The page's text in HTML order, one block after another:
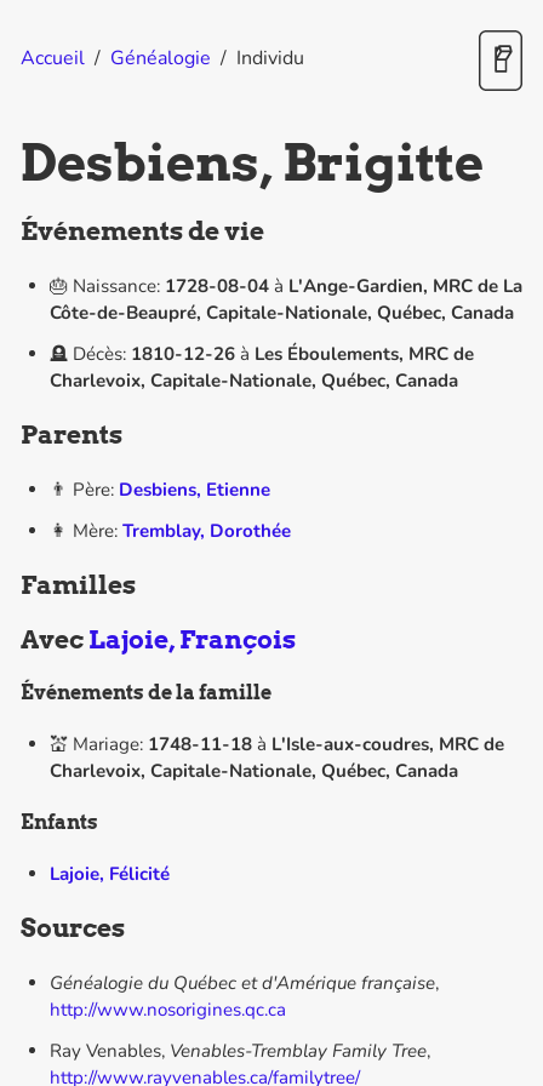
Accueil / Généalogie / Individu
Desbiens, Brigitte
Événements de vie
🎂 Naissance: 1728-08-04à L'Ange-Gardien, MRC de La
Côte-de-Beaupré, Capitale-Nationale, Québec, Canada
🪦 Décès: 1810-12-26à Les Éboulements, MRC de
Charlevoix, Capitale-Nationale, Québec, Canada
Parents
👨 Père: Desbiens, Etienne
👩 Mère: Tremblay, Dorothée
Familles
Avec Lajoie, François
Événements de la famille
💒 Mariage: 1748-11-18à L'Isle-aux-coudres, MRC de
Charlevoix, Capitale-Nationale, Québec, Canada
Enfants
Lajoie, Félicité
Sources
Généalogie du Québec et d'Amérique française,
http://www.nosorigines.qc.ca
Ray Venables, Venables-Tremblay Family Tree,
http://www.rayvenables.ca/familytree/